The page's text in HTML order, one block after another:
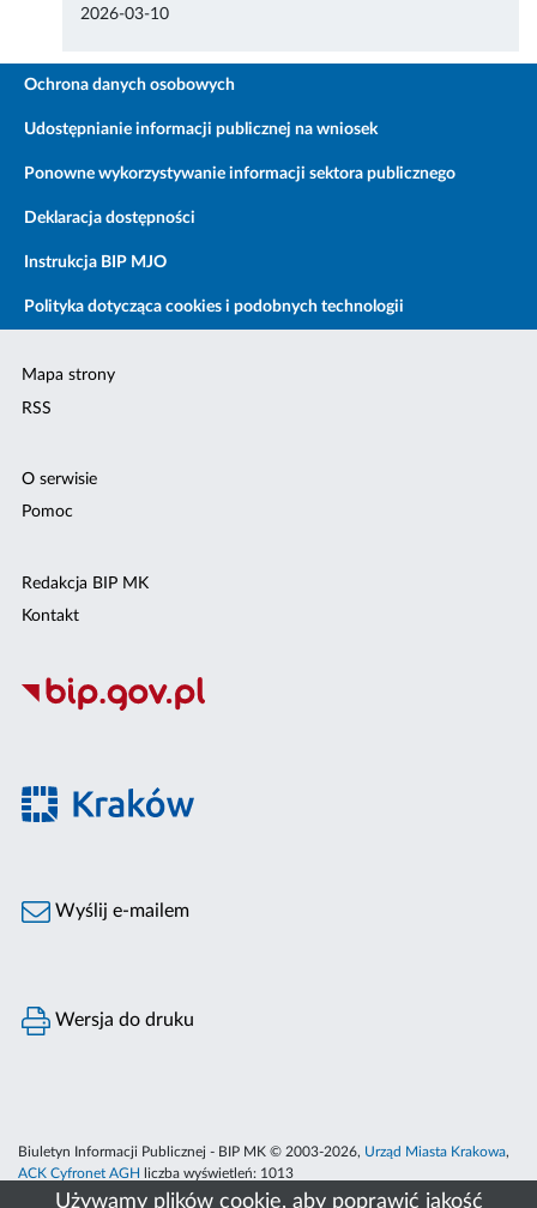
Używamy plików cookie, aby poprawić jakość
2026-03-10
Ochrona danych osobowych
Udostępnianie informacji publicznej na wniosek
Ponowne wykorzystywanie informacji sektora publicznego
Deklaracja dostępności
Instrukcja BIP MJO
Polityka dotycząca cookies i podobnych technologii
Mapa strony
RSS
O serwisie
Pomoc
Redakcja BIP MK
Kontakt
Wyślij e-mailem
Wersja do druku
Biuletyn Informacji Publicznej - BIP MK © 2003-2026, Urząd Miasta Krakowa,
ACK Cyfronet AGH
liczba wyświetleń: 1013